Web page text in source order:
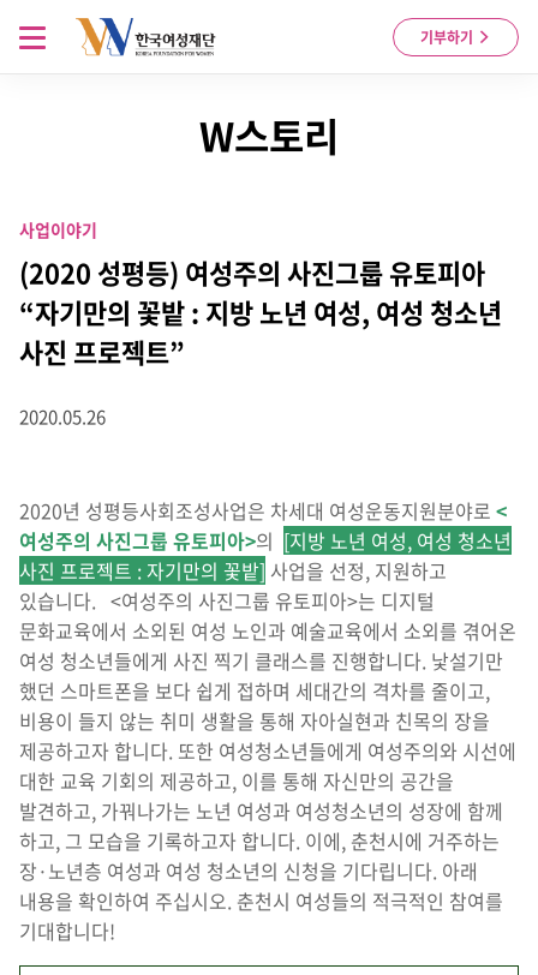
Skip to content
기부하기
메뉴 열기
W스토리
사업이야기
(2020 성평등) 여성주의 사진그룹 유토피아
“자기만의 꽃밭 : 지방 노년 여성, 여성 청소년
사진 프로젝트”
2020.05.26
2020년 성평등사회조성사업은 차세대 여성운동지원분야로 <
여성주의 사진그룹 유토피아>의 [지방 노년 여성, 여성 청소년
사진 프로젝트 : 자기만의 꽃밭] 사업을 선정, 지원하고
있습니다. <여성주의 사진그룹 유토피아>는 디지털
문화교육에서 소외된 여성 노인과 예술교육에서 소외를 겪어온
여성 청소년들에게 사진 찍기 클래스를 진행합니다. 낯설기만
했던 스마트폰을 보다 쉽게 접하며 세대간의 격차를 줄이고,
비용이 들지 않는 취미 생활을 통해 자아실현과 친목의 장을
제공하고자 합니다. 또한 여성청소년들에게 여성주의와 시선에
대한 교육 기회의 제공하고, 이를 통해 자신만의 공간을
발견하고, 가꿔나가는 노년 여성과 여성청소년의 성장에 함께
하고, 그 모습을 기록하고자 합니다. 이에, 춘천시에 거주하는
장·노년층 여성과 여성 청소년의 신청을 기다립니다. 아래
내용을 확인하여 주십시오. 춘천시 여성들의 적극적인 참여를
기대합니다!